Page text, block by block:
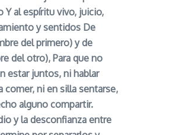
Y al espíritu vivo, juicio,
y sentidos De
del primero) y de
del otro), Para que no
estar juntos, ni hablar
comer, ni en silla sentarse,
alguno compartir.
y la desconfianza entre